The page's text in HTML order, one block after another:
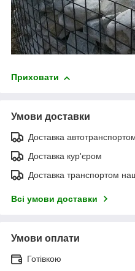
Приховати
Умови доставки
Доставка
Доставка кур'єром
Доставка транспортом
Всі умови доставки
Умови оплати
Готівкою